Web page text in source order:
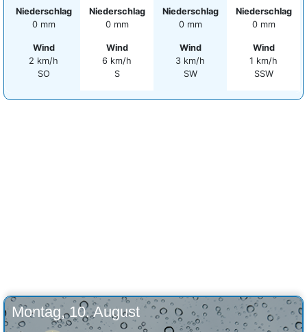
Niederschlag
0 mm
Wind
2 km/h
SO
Niederschlag
0 mm
Wind
6 km/h
S
Niederschlag
0 mm
Wind
3 km/h
SW
Niederschlag
0 mm
Wind
1 km/h
SSW
Montag, 10. August